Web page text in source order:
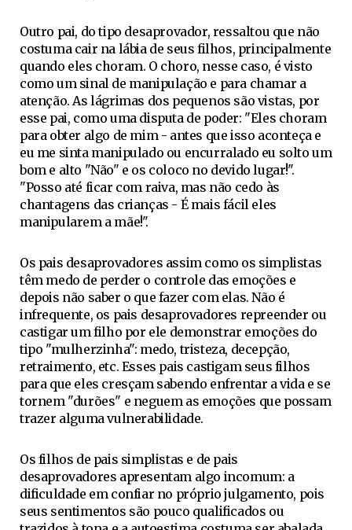
Outro pai, do tipo desaprovador, ressaltou que não
costuma cair na lábia de seus filhos, principalmente
quando eles choram. O choro, nesse caso, é visto
como um sinal de manipulação e para chamar a
atenção. As lágrimas dos pequenos são vistas, por
esse pai, como uma disputa de poder: "Eles choram
para obter algo de mim - antes que isso aconteça e
eu me sinta manipulado ou encurralado eu solto um
bom e alto "Não" e os coloco no devido lugar!".
"Posso até ficar com raiva, mas não cedo às
chantagens das crianças - É mais fácil eles
manipularem a mãe!".
Os pais desaprovadores assim como os simplistas
têm medo de perder o controle das emoções e
depois não saber o que fazer com elas. Não é
infrequente, os pais desaprovadores repreender ou
castigar um filho por ele demonstrar emoções do
tipo "mulherzinha": medo, tristeza, decepção,
retraimento, etc. Esses pais castigam seus filhos
para que eles cresçam sabendo enfrentar a vida e se
tornem "durões" e neguem as emoções que possam
trazer alguma vulnerabilidade.
Os filhos de pais simplistas e de pais
desaprovadores apresentam algo incomum: a
dificuldade em confiar no próprio julgamento, pois
seus sentimentos são pouco qualificados ou